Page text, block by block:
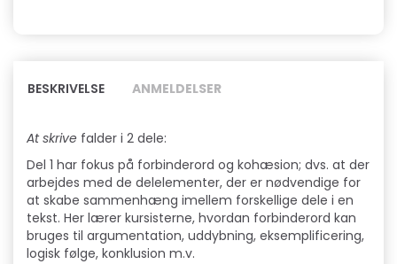
BESKRIVELSE ANMELDELSER
At skrive falder i 2 dele:
Del 1 har fokus på forbinderord og kohæsion; dvs. at der
arbejdes med de delelementer, der er nødvendige for
at skabe sammenhæng imellem forskellige dele i en
tekst. Her lærer kursisterne, hvordan forbinderord kan
bruges til argumentation, uddybning, eksemplificering,
logisk følge, konklusion m.v.